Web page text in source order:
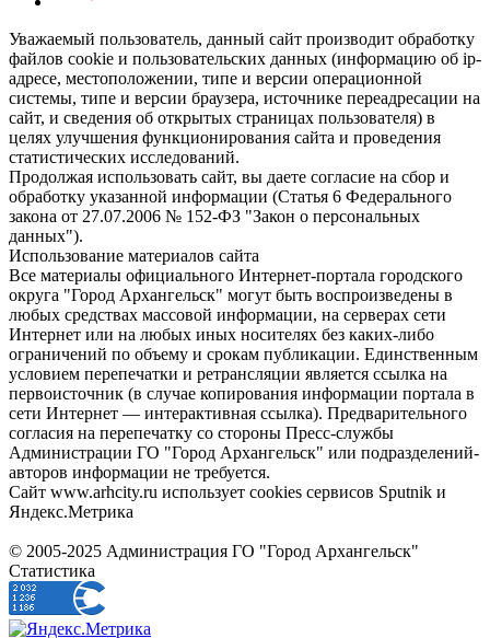
Уважаемый пользователь, данный сайт производит обработку
файлов cookie и пользовательских данных (информацию об ip-
адресе, местоположении, типе и версии операционной
системы, типе и версии браузера, источнике переадресации на
сайт, и сведения об открытых страницах пользователя) в
целях улучшения функционирования сайта и проведения
статистических исследований.
Продолжая использовать сайт, вы даете согласие на сбор и
обработку указанной информации (Статья 6 Федерального
закона от 27.07.2006 № 152-ФЗ "Закон о персональных
данных").
Использование материалов сайта
Все материалы официального Интернет-портала городского
округа "Город Архангельск" могут быть воспроизведены в
любых средствах массовой информации, на серверах сети
Интернет или на любых иных носителях без каких-либо
ограничений по объему и срокам публикации. Единственным
условием перепечатки и ретрансляции является ссылка на
первоисточник (в случае копирования информации портала в
сети Интернет — интерактивная ссылка). Предварительного
согласия на перепечатку со стороны Пресс-службы
Администрации ГО "Город Архангельск" или подразделений-
авторов информации не требуется.
Сайт www.arhcity.ru использует cookies сервисов Sputnik и
Яндекс.Метрика
© 2005-2025 Администрация ГО "Город Архангельск"
Статистика